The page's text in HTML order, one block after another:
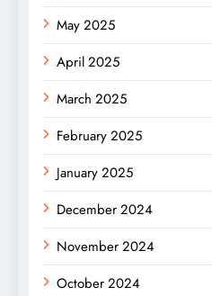
May 2025
April 2025
March 2025
February 2025
January 2025
December 2024
November 2024
October 2024